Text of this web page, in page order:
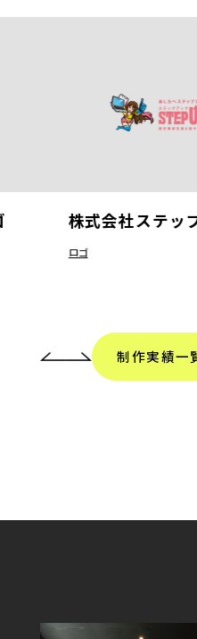
株式会社ステッ
ロゴ
制作実績一